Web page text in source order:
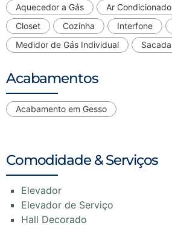
Aquecedor a Gás Ar Condicionado
Closet
Cozinha Interfone
Medidor de Gás Individual
Sacada
Acabamentos
Acabamento em Gesso
Comodidade & Serviços
Elevador
Elevador de Serviço
Hall Decorado